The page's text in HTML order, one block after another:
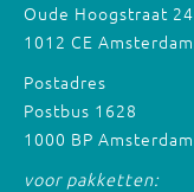
Oude Hoogstraat 24
1012 CE Amsterdam
Postadres
Postbus 1628
1000 BP Amsterdam
voor pakketten: